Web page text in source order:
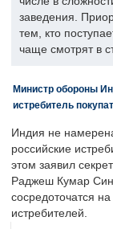
заведения.
тем, кто
чаще смотрят в
Министр обороны
истребитель
Индия не
российские
этом заявил
Раджеш Кумар
сосредоточатся
истребителей.